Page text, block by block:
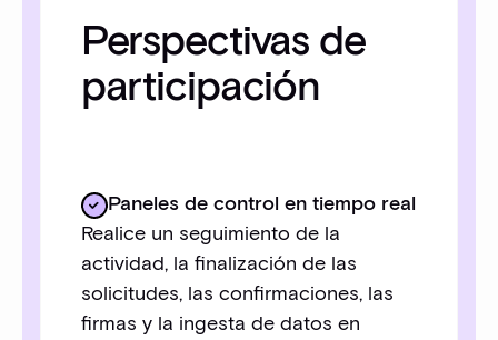
Perspectivas de
participación
Paneles de control en tiempo real
Realice un seguimiento de la
actividad, la finalización de las
solicitudes, las confirmaciones, las
firmas y la ingesta de datos en